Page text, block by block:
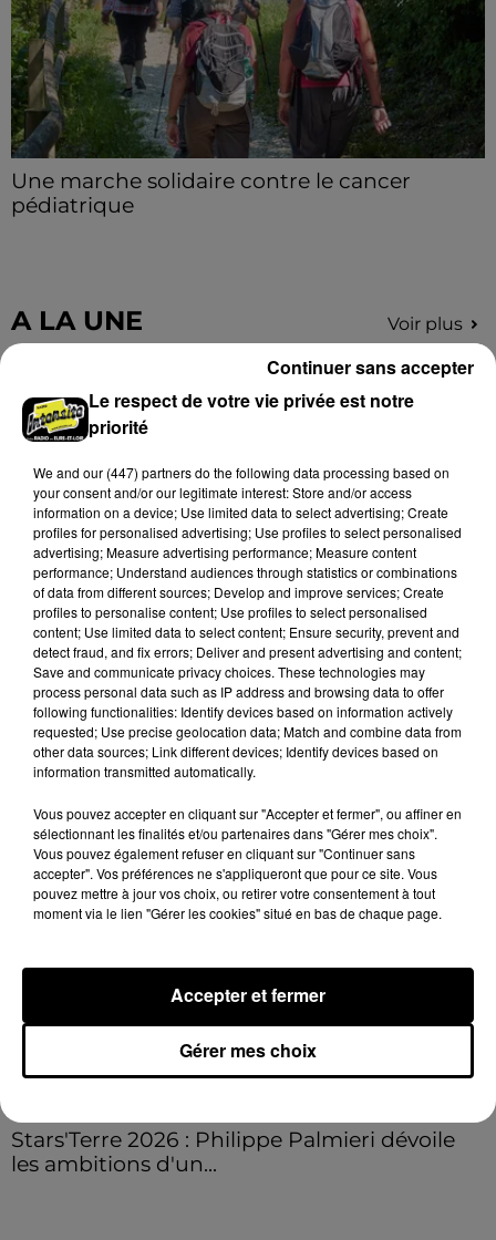
Une marche solidaire contre le cancer
pédiatrique
A LA UNE Voir plus
Quatre blessés dont un grave dans un
accident sur l'A10
Le choc a eu lieu dans la matinée, vendredi 7 août à
hauteur de Sainville en direction d'Orléans.
Stars'Terre 2026 : Philippe Palmieri dévoile
les ambitions d'un...
Le respect de votre vie privée est notre
priorité
We and our (447) partnersdo the following data processing based on
your consent and/or our legitimate interest: Store and/or access
information on a device; Use limited data to select advertising; Create
profiles for personalised advertising; Use profiles to select personalised
advertising; Measure advertising performance; Measure content
performance; Understand audiences through statistics or combinations
of data from different sources; Develop and improve services; Create
profiles to personalise content; Use profiles to select personalised
content; Use limited data to select content; Ensure security, prevent and
detect fraud, and fix errors; Deliver and present advertising and content;
Save and communicate privacy choices. These technologies may
process personal data such as IP address and browsing data to offer
following functionalities: Identify devices based on information actively
requested; Use precise geolocation data; Match and combine data from
other data sources; Link different devices; Identify devices based on
information transmitted automatically.
Vous pouvez accepter en cliquant sur "Accepter et fermer", ou affiner en
sélectionnant les finalités et/ou partenaires dans "Gérer mes choix".
Vous pouvez également refuser en cliquant sur "Continuer sans
accepter". Vos préférences ne s'appliqueront que pour ce site. Vous
pouvez mettre à jour vos choix, ou retirer votre consentement à tout
moment via le lien "Gérer les cookies" situé en bas de chaque page.
Gérer mes choix
Accepter et fermer
Continuer sans accepter